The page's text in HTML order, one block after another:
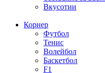
Вкусотии
Корнер
Футбол
Тенис
Волейбол
Баскетбол
F1